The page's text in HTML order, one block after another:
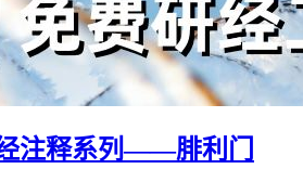
注释系列——腓利门